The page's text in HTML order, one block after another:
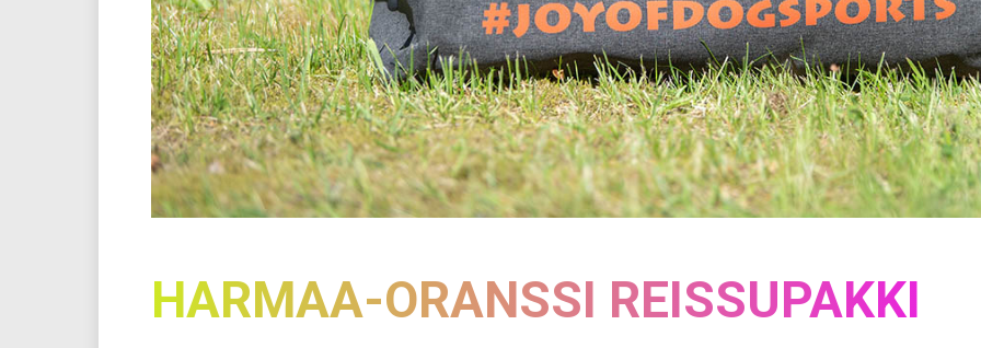
HARMAA-ORANSSI REISSUPAKKI